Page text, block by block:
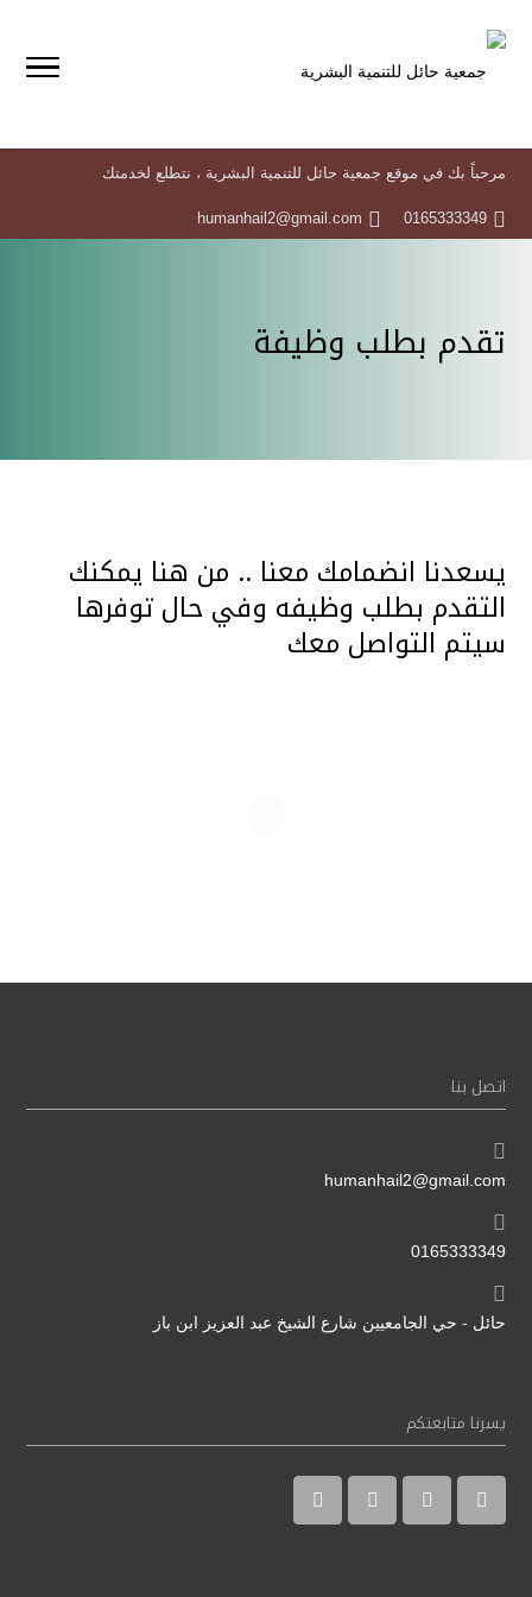
مرحباً بك في موقع جمعية حائل للتنمية البشرية ، نتطلع لخدمتك
0165333349
humanhail2@gmail.com
تقدم بطلب وظيفة
يسعدنا انضمامك معنا .. من هنا يمكنك
التقدم بطلب وظيفه وفي حال توفرها
سيتم التواصل معك
اتصل بنا
humanhail2@gmail.com
0165333349
حائل - حي الجامعيين شارع الشيخ عبد العزيز ابن باز
يسرنا متابعتكم